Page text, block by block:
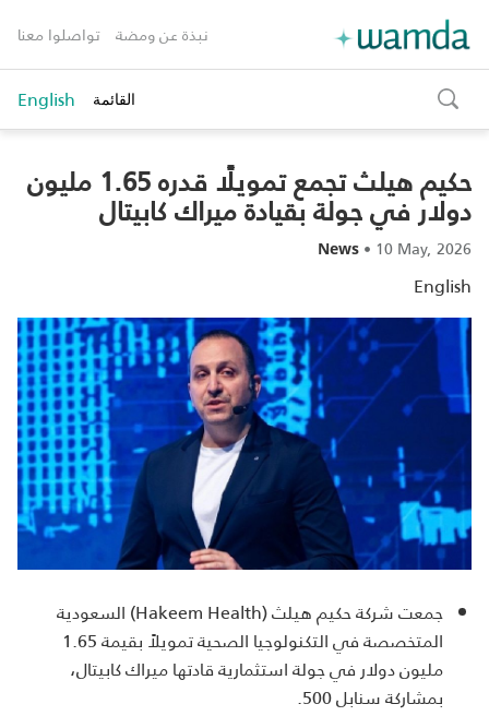
نبذة عن ومضة تواصلوا معنا
toggle
search
القائمة English
حكيم هيلث تجمع تمويلًا قدره 1.65 مليون
دولار في جولة بقيادة ميراك كابيتال
News • 10 May, 2026
English
جمعت شركة حكيم هيلث (Hakeem Health) السعودية
المتخصصة في التكنولوجيا الصحية تمويلاً بقيمة 1.65
مليون دولار في جولة استثمارية قادتها ميراك كابيتال،
بمشاركة سنابل 500.